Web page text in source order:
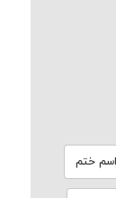
ختم